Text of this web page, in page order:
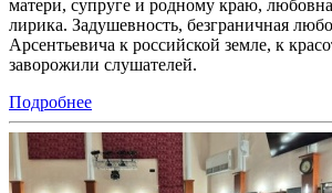
матери, супруге и родному краю,
лирика. Задушевность, безграничная
Арсентьевича к российской земле, к
заворожили слушателей.
Подробнее